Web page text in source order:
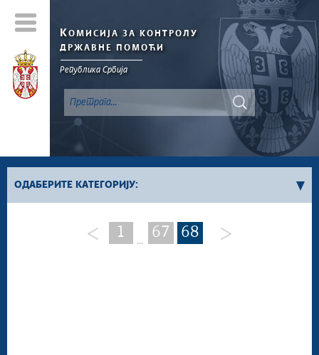
КОМИСИЈА ЗА КОНТРОЛУ
ДРЖАВНЕ ПОМОЋИ
Република Србија
ОДАБЕРИТЕ КАТЕГОРИЈУ:
1
...
67 68